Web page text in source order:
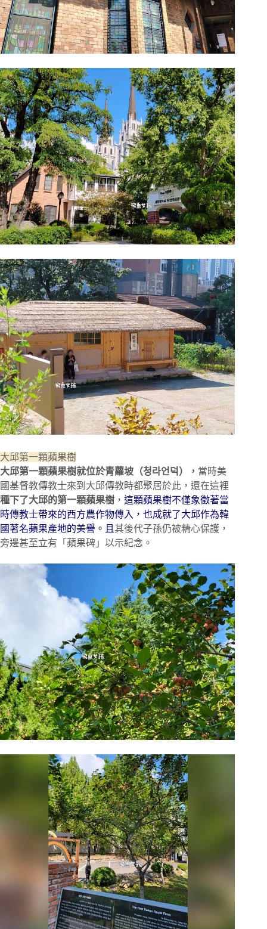
大邱第一顆蘋果樹
大邱第一顆蘋果樹就位於青蘿坡（청라언덕）， 當時美
國基督教傳教士來到大邱傳教時都聚居於此，還在這裡
種下了大邱的第一顆蘋果樹 ， 這顆蘋果樹不僅象徵著當
時傳教士帶來的西方農作物傳入，也成就了大邱作為韓
國著名蘋果產地的美譽。且其後代子孫仍被精心保護，
旁邊甚至立有「蘋果碑」以示紀念。